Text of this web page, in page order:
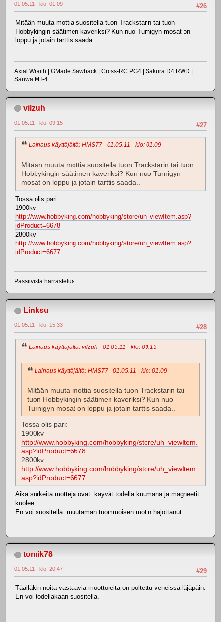
#26
01.05.11 - klo: 01.09
Mitään muuta mottia suositella tuon Trackstarin tai tuon
Hobbykingin säätimen kaveriksi? Kun nuo Turnigyn mosat on
loppu ja jotain tarttis saada..
Axial Wraith | GMade Sawback | Cross-RC PG4 | Sakura D4 RWD |
Sanwa MT-4
vilzuh
#27
01.05.11 - klo: 09.15
Lainaus käyttäjältä: HMS77 - 01.05.11 - klo: 01.09
Mitään muuta mottia suositella tuon Trackstarin tai tuon
Hobbykingin säätimen kaveriksi? Kun nuo Turnigyn
mosat on loppu ja jotain tarttis saada..
Tossa olis pari:
1900kv
http://www.hobbyking.com/hobbyking/store/uh_viewItem.asp?
idProduct=6678
2800kv
http://www.hobbyking.com/hobbyking/store/uh_viewItem.asp?
idProduct=6677
Passiivista harrastelua
Linksu
#28
01.05.11 - klo: 15.33
Lainaus käyttäjältä: vilzuh - 01.05.11 - klo: 09.15
Lainaus käyttäjältä: HMS77 - 01.05.11 - klo: 01.09
Mitään muuta mottia suositella tuon Trackstarin tai
tuon Hobbykingin säätimen kaveriksi? Kun nuo
Turnigyn mosat on loppu ja jotain tarttis saada..
Tossa olis pari:
1900kv
http://www.hobbyking.com/hobbyking/store/uh_viewItem.
asp?idProduct=6678
2800kv
http://www.hobbyking.com/hobbyking/store/uh_viewItem.
asp?idProduct=6677
Aika surkeita motteja ovat. käyvät todella kuumana ja magneetit
kuolee.
En voi suositella. muutaman tuommoisen motin hajottanut..
tomik78
#29
01.05.11 - klo: 20.47
Täälläkin noita vastaavia moottoreita on poltettu veneissä läjäpäin.
En voi todellakaan suositella.